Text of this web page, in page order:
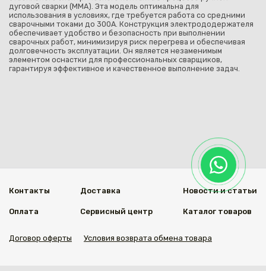
дуговой сварки (MMA). Эта модель оптимальна для
использования в условиях, где требуется работа со средними
сварочными токами до 300А. Конструкция электрододержателя
обеспечивает удобство и безопасность при выполнении
сварочных работ, минимизируя риск перегрева и обеспечивая
долговечность эксплуатации. Он является незаменимым
элементом оснастки для профессиональных сварщиков,
гарантируя эффективное и качественное выполнение задач.
Контакты
Оплата
Доставка
Сервисный центр
Новости и статьи
Каталог товаров
Договор оферты Условия возврата обмена товара